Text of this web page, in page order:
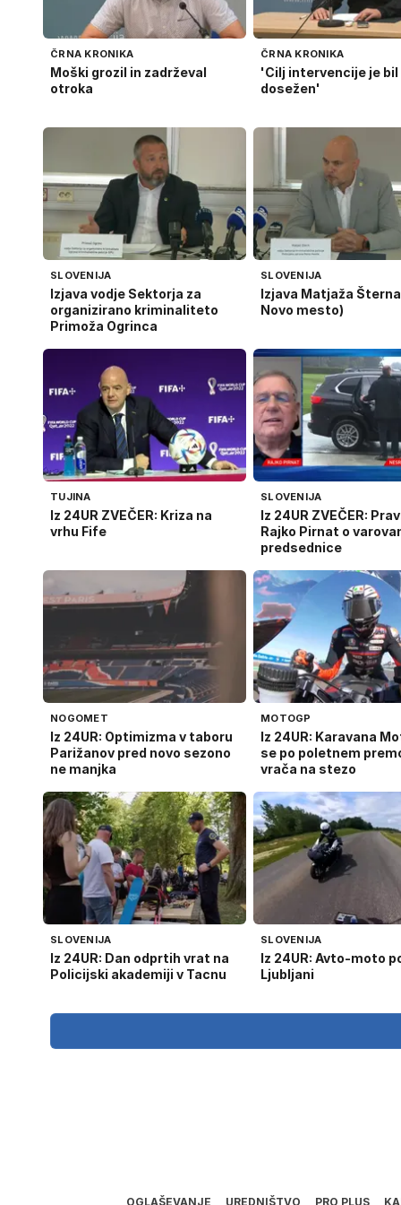
ČRNA KRONIKA
Moški grozil in zadrževal
otroka
ČRNA KRONIKA
'Cilj intervencije je bil
dosežen'
SLOVENIJA
Izjava vodje Sektorja za
organizirano kriminaliteto
Primoža Ogrinca
SLOVENIJA
Izjava Matjaža Šterna
Novo mesto)
TUJINA
Iz 24UR ZVEČER: Kriza na
vrhu Fife
SLOVENIJA
Iz 24UR ZVEČER:
Rajko Pirnat o
predsednice
NOGOMET
Iz 24UR: Optimizma v taboru
Parižanov pred novo sezono
ne manjka
MOTOGP
Iz 24UR: Karavana
se po poletnem
vrača na stezo
SLOVENIJA
Iz 24UR: Dan odprtih vrat na
Policijski akademiji v Tacnu
SLOVENIJA
Iz 24UR: Avto-moto
Ljubljani
OGLAŠEVANJE UREDNIŠTVO PRO PLUS